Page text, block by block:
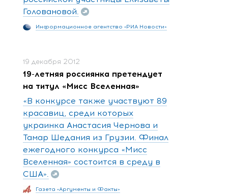
Головановой.
Информационное агентство «РИА Новости»
19 декабря 2012
19-летняя россиянка претендует
на титул «Мисс Вселенная»
«В конкурсе также участвуют 89
красавиц, среди которых
украинка Анастасия Чернова и
Тамар Шедания из Грузии. Финал
ежегодного конкурса «Мисс
Вселенная» состоится в среду в
США».
Газета «Аргументы и Факты»